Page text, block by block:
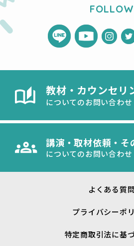
FOLLOW
教材・カウンセリ
についてのお問い合わせ
講演・取材依頼・そ
についてのお問い合わせ
よくある質問
プライバシーポ
特定商取引法に基